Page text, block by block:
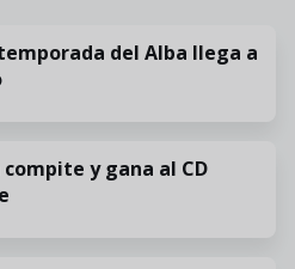
del Alba llega a
compite y gana al CD